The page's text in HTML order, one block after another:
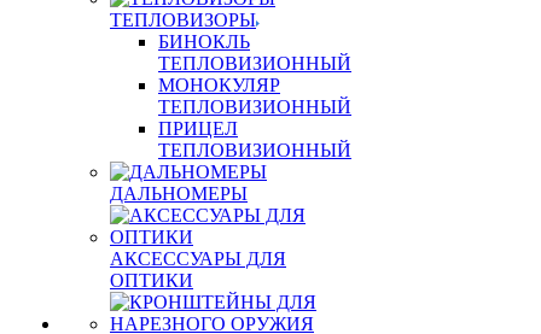
ТЕПЛОВИЗОРЫ
БИНОКЛЬ
ТЕПЛОВИЗИОННЫЙ
МОНОКУЛЯР
ТЕПЛОВИЗИОННЫЙ
ПРИЦЕЛ
ТЕПЛОВИЗИОННЫЙ
ДАЛЬНОМЕРЫ
АКСЕССУАРЫ ДЛЯ
ОПТИКИ